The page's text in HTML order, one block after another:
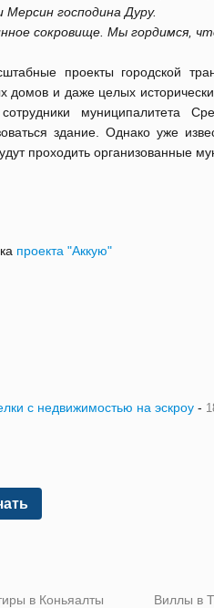
господина Дуру.
сокровище. Мы гордимся,
проекты городской
и даже целых
муниципалитета
здание. Однако уже
проходить организованные
проекта "Аккую"
с недвижимостью на эскроу -
в Коньяалты
Виллы в